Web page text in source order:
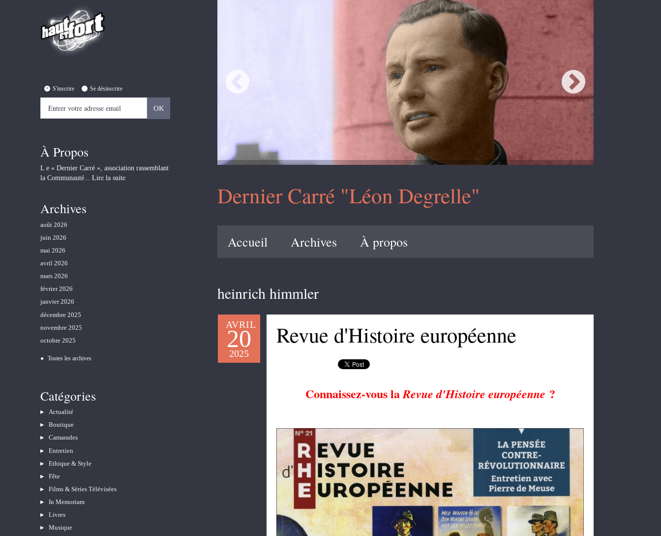
S'inscrire Se désinscrire
À Propos
L e « Dernier Carré », association rassemblant
la Communauté... Lire la suite
Archives
août 2026
juin 2026
mai 2026
avril 2026
mars 2026
février 2026
janvier 2026
décembre 2025
novembre 2025
octobre 2025
Toutes les archives
Catégories
Actualité
Boutique
Camarades
Entretien
Ethique & Style
Fête
Films & Séries Télévisées
In Memoriam
Livres
Musique
Dernier Carré "Léon Degrelle"
Accueil Archives À propos
heinrich himmler
AVRIL
20
2025
Revue d'Histoire européenne
Connaissez-vous laRevue d'Histoire européenne ?